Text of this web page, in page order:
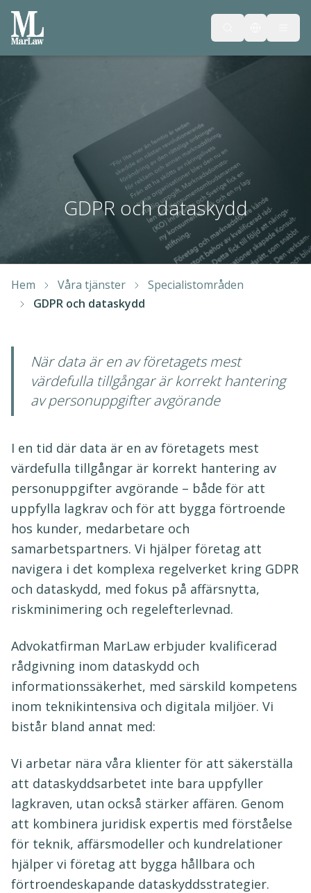
GDPR och dataskydd
Hem Våra tjänster
Specialistområden
GDPR och dataskydd
När data är en av företagets mest
värdefulla tillgångar är korrekt hantering
av personuppgifter avgörande
I en tid där data är en av företagets mest
värdefulla tillgångar är korrekt hantering av
personuppgifter avgörande – både för att
uppfylla lagkrav och för att bygga förtroende
hos kunder, medarbetare och
samarbetspartners. Vi hjälper företag att
navigera i det komplexa regelverket kring GDPR
och dataskydd, med fokus på affärsnytta,
riskminimering och regelefterlevnad.
Advokatfirman MarLaw erbjuder kvalificerad
rådgivning inom dataskydd och
informationssäkerhet, med särskild kompetens
inom teknikintensiva och digitala miljöer. Vi
bistår bland annat med:
Vi arbetar nära våra klienter för att säkerställa
att dataskyddsarbetet inte bara uppfyller
lagkraven, utan också stärker affären. Genom
att kombinera juridisk expertis med förståelse
för teknik, affärsmodeller och kundrelationer
hjälper vi företag att bygga hållbara och
förtroendeskapande dataskyddsstrategier.